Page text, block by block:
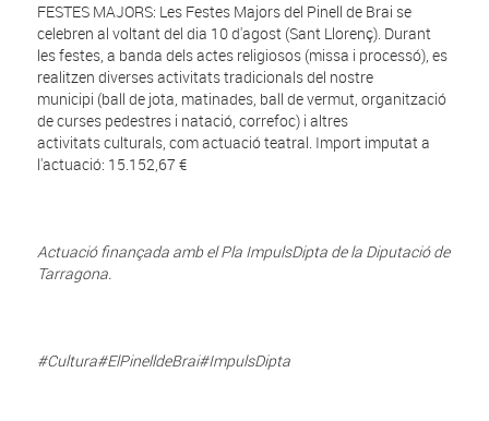
FESTES MAJORS: Les Festes Majors del Pinell de Brai se
celebren al voltant del dia 10 d'agost (Sant Llorenç). Durant
les festes, a banda dels actes religiosos (missa i processó), es
realitzen diverses activitats tradicionals del nostre
municipi (ball de jota, matinades, ball de vermut, organització
de curses pedestres i natació, correfoc) i altres
activitats culturals, com actuació teatral. Import imputat a
l'actuació: 15.152,67 €
Actuació finançada amb el Pla ImpulsDipta de la Diputació de
Tarragona.
#Cultura#ElPinelldeBrai#ImpulsDipta